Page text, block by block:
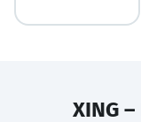
XING